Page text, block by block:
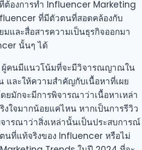
ต้องการทำ Influencer Marketing
ที่มีตัวตนที่สอดคล้องกับ
มและสื่อสารความเป็นธุรกิจออกมา
นั้นๆ ได้
ผู้คนมีแนวโน้มที่จะมีวิจารณญาณใน
และให้ความสำคัญกับเนื้อหาที่เผย
มักจะมีการพิจารณาว่าเนื้อหาเหล่า
ใจมากน้อยแค่ไหน หากเป็นการรีวิว
ารณาว่าสิ่งเหล่านั้นเป็นประสบการณ์
นที่แท้จริงของ Influencer หรือไม่